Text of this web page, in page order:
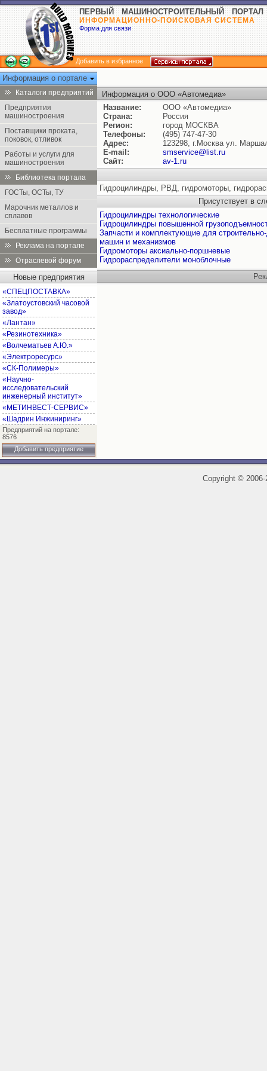
ПЕРВЫЙ МАШИНОСТРОИТЕЛЬНЫЙ ПОРТАЛ
ИНФОРМАЦИОННО-ПОИСКОВАЯ СИСТЕМА
Форма для связи
Добавить в избранное
Информация о портале
Каталоги предприятий
Предприятия
машиностроения
Поставщики проката,
поковок, отливок
Работы и услуги для
машиностроения
Библиотека портала
ГОСТы, ОСТы, ТУ
Марочник металлов и
сплавов
Бесплатные программы
Реклама на портале
Отраслевой форум
Новые предприятия
«СПЕЦПОСТАВКА»
«Златоустовский часовой
завод»
«Лантан»
«Резинотехника»
«Волчематьев А.Ю.»
«Электроресурс»
«СК-Полимеры»
«Научно-
исследовательский
инженерный институт»
«МЕТИНВЕСТ-СЕРВИС»
«Шадрин Инжиниринг»
Предприятий на портале:
8576
Добавить предприятие
Информация о ООО «Автомедиа»
Название:
ООО «Автомедиа»
Страна:
Россия
Регион:
город МОСКВА
Телефоны:
(495) 747-47-30
Адрес:
123298, г.Москва ул.
E-mail:
smservice@list.ru
Сайт:
av-1.ru
Гидроцилиндры, РВД, гидромоторы,
Присутствует в
Гидроцилиндры технологические
Гидроцилиндры повышенной
Запчасти и комплектующие для
машин и механизмов
Гидромоторы аксиально-поршневые
Гидрораспределители моноблочные
Copyright ©